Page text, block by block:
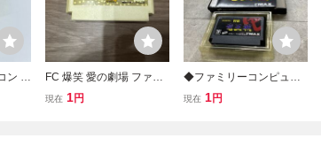
ン バ
FC 爆笑 愛の劇場 ファミ
コンソフト ソフトのみ
現在 1円
◆ファミリーコンピュー
ター/ファミコン/FC ファ
現在 1円